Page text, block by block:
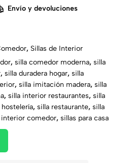
Envío y devoluciones
, Sillas de Interior
, silla comedor moderna, silla
, silla duradera hogar, silla
, silla imitación madera, silla
, silla interior restaurantes, silla
hostelería, silla restaurante, silla
interior comedor, sillas para casa